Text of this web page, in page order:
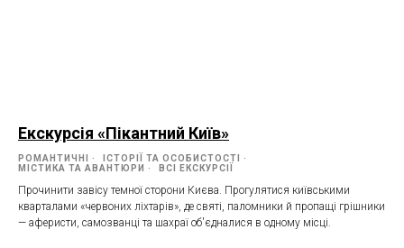
Екскурсія «Пікантний Київ»
РОМАНТИЧНІ
ІСТОРІЇ ТА ОСОБИСТОСТІ
МІСТИКА ТА АВАНТЮРИ
ВСІ ЕКСКУРСІЇ
Прочинити завісу темної сторони Києва. Прогулятися київськими
кварталами «червоних ліхтарів», де святі, паломники й пропащі грішники
— аферисти, самозванці та шахраї об'єдналися в одному місці.